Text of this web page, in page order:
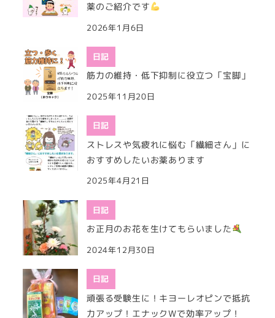
薬のご紹介です
2026年1月6日
日記
筋力の維持・低下抑制に役立つ「宝脚」
2025年11月20日
日記
ストレスや気疲れに悩む「繊細さん」に
おすすめしたいお薬あります
2025年4月21日
日記
お正月のお花を生けてもらいました
2024年12月30日
日記
頑張る受験生に！キヨーレオピンで抵抗
力アップ！エナックWで効率アップ！